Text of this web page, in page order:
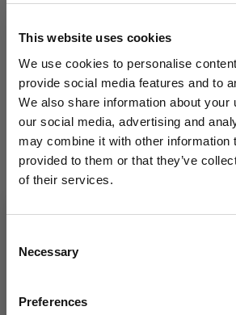
This website uses cookies
We use cookies to personalise
provide social media features and to
We also share information about your
our social media, advertising and
may combine it with other information
provided to them or that they’ve
of their services.
Selection
Necessary
Preferences
Vyberte si svůj